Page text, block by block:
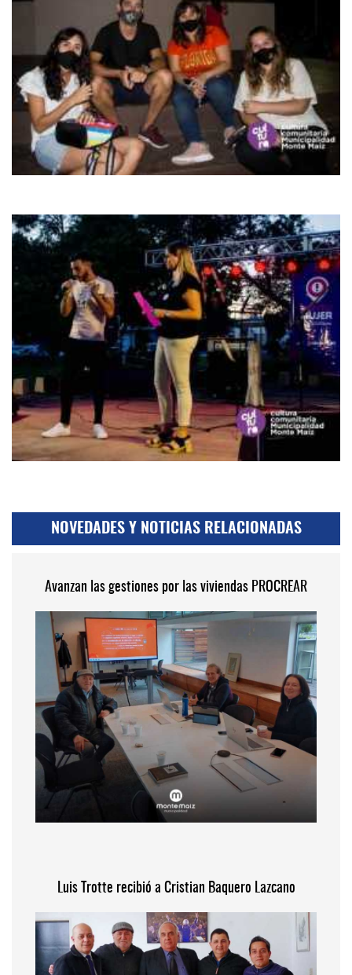
NOVEDADES Y NOTICIAS RELACIONADAS
Avanzan las gestiones por las viviendas PROCREAR
Luis Trotte recibió a Cristian Baquero Lazcano